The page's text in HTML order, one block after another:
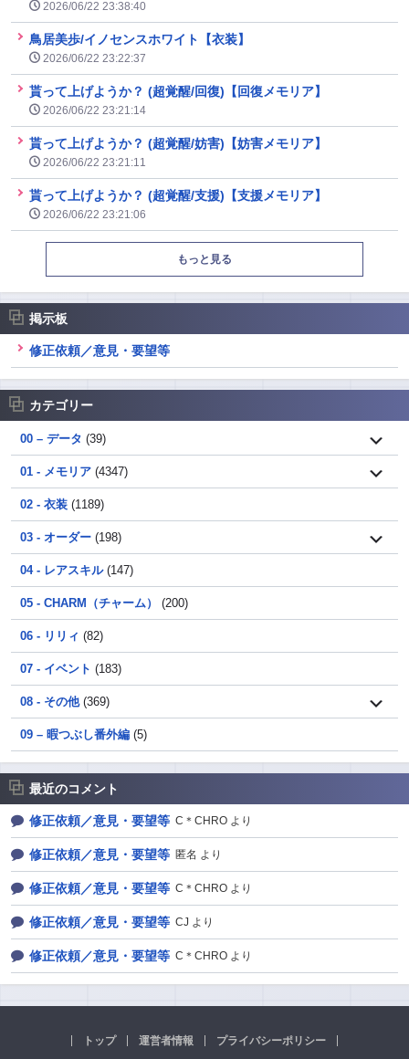
2026/06/22 23:38:40
鳥居美歩/イノセンスホワイト【衣装】
2026/06/22 23:22:37
貰って上げようか？ (超覚醒/回復)【回復メモリア】
2026/06/22 23:21:14
貰って上げようか？ (超覚醒/妨害)【妨害メモリア】
2026/06/22 23:21:11
貰って上げようか？ (超覚醒/支援)【支援メモリア】
2026/06/22 23:21:06
もっと見る
掲示板
修正依頼／意見・要望等
カテゴリー
00 – データ (39)
01 - メモリア (4347)
02 - 衣装 (1189)
03 - オーダー (198)
04 - レアスキル(147)
05 - CHARM（チャーム） (200)
06 - リリィ (82)
07 - イベント (183)
08 - その他(369)
09 – 暇つぶし番外編 (5)
最近のコメント
修正依頼／意見・要望等 C＊CHRO より
修正依頼／意見・要望等 匿名 より
修正依頼／意見・要望等 C＊CHRO より
修正依頼／意見・要望等 CJ より
修正依頼／意見・要望等 C＊CHRO より
トップ 運営者情報 プライバシーポリシー